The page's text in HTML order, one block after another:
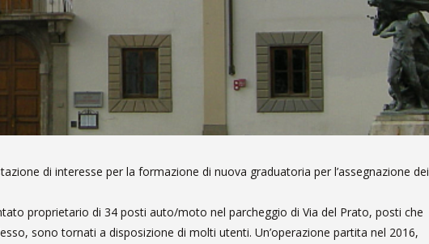
di interesse per la formazione di nuova graduatoria per l’assegnazione dei
proprietario di 34 posti auto/moto nel parcheggio di Via del Prato, posti che
sono tornati a disposizione di molti utenti. Un’operazione partita nel 2016,